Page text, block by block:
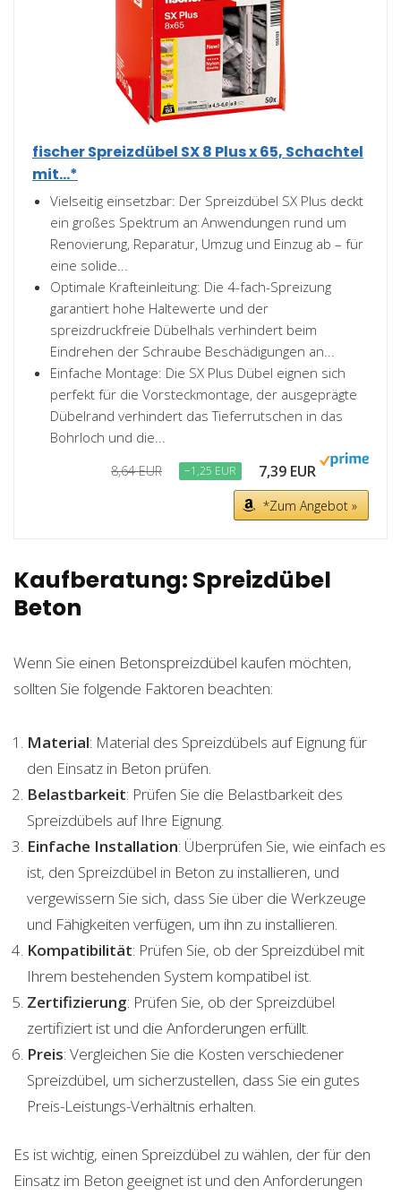
fischer Spreizdübel SX 8 Plus x 65, Schachtel
mit...*
Vielseitig einsetzbar: Der Spreizdübel SX Plus deckt
ein großes Spektrum an Anwendungen rund um
Renovierung, Reparatur, Umzug und Einzug ab – für
eine solide...
Optimale Krafteinleitung: Die 4-fach-Spreizung
garantiert hohe Haltewerte und der
spreizdruckfreie Dübelhals verhindert beim
Eindrehen der Schraube Beschädigungen an...
Einfache Montage: Die SX Plus Dübel eignen sich
perfekt für die Vorsteckmontage, der ausgeprägte
Dübelrand verhindert das Tieferrutschen in das
Bohrloch und die...
8,64 EUR −1,25 EUR 7,39 EUR
*Zum Angebot »
Kaufberatung: Spreizdübel
Beton
Wenn Sie einen Betonspreizdübel kaufen möchten,
sollten Sie folgende Faktoren beachten:
Material: Material des Spreizdübels auf Eignung für
den Einsatz in Beton prüfen.
Belastbarkeit: Prüfen Sie die Belastbarkeit des
Spreizdübels auf Ihre Eignung.
Einfache Installation: Überprüfen Sie, wie einfach es
ist, den Spreizdübel in Beton zu installieren, und
vergewissern Sie sich, dass Sie über die Werkzeuge
und Fähigkeiten verfügen, um ihn zu installieren.
Kompatibilität: Prüfen Sie, ob der Spreizdübel mit
Ihrem bestehenden System kompatibel ist.
Zertifizierung: Prüfen Sie, ob der Spreizdübel
zertifiziert ist und die Anforderungen erfüllt.
Preis: Vergleichen Sie die Kosten verschiedener
Spreizdübel, um sicherzustellen, dass Sie ein gutes
Preis-Leistungs-Verhältnis erhalten.
Es ist wichtig, einen Spreizdübel zu wählen, der für den
Einsatz im Beton geeignet ist und den Anforderungen